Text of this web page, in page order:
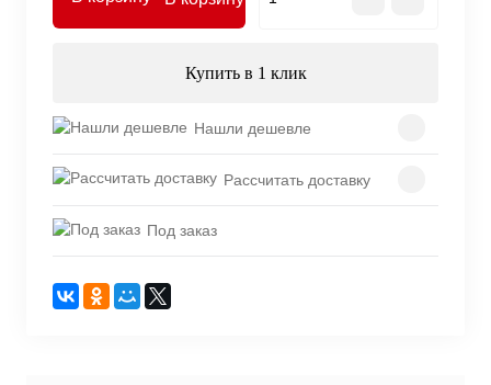
Купить в 1 клик
Нашли дешевле
Рассчитать доставку
Под заказ